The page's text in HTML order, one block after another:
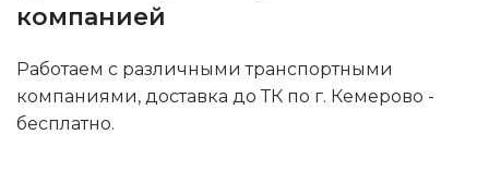
компанией
Работаем с различными транспортными
компаниями, доставка до ТК по г. Кемерово -
бесплатно.